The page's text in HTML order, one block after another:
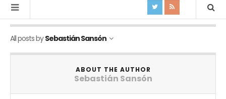
All posts bySebastián Sansón
ABOUT THE AUTHOR
Sebastián Sansón